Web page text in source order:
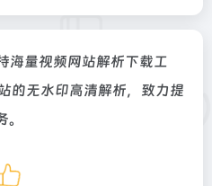
海量视频网站解析下载工
的无水印高清解析，致力提